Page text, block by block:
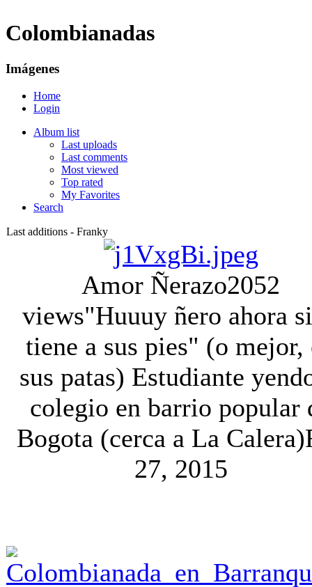
Colombianadas
Imágenes
Home
Login
Album list
Last uploads
Last comments
Most viewed
Top rated
My Favorites
Search
Last additions - Franky
Amor Ñerazo2052
views"Huuuy ñero ahora
tiene a sus pies" (o mejor,
sus patas) Estudiante
colegio en barrio popular
Bogota (cerca a La Calera)
27, 2015